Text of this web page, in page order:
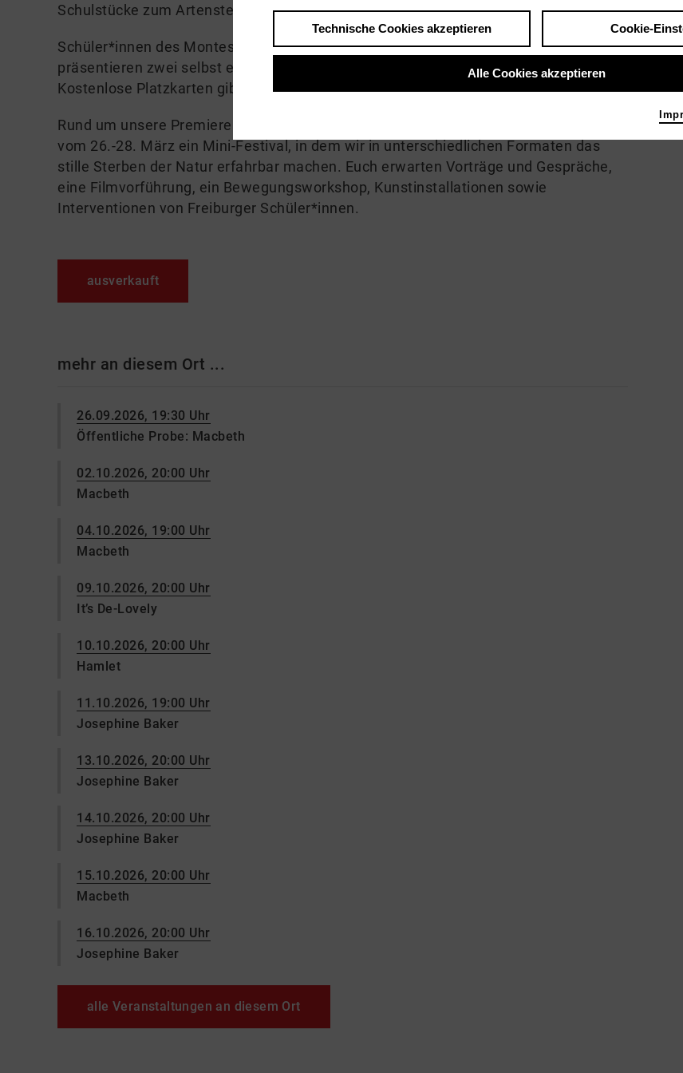
Schulstücke zum Artensterben
Schüler*innen des Montessori Zentrum ANGELL und des Goethe-Gymnasiums
präsentieren zwei selbst erarbeitete Stücke. Im Anschluss Nachgespräch.
Kostenlose Platzkarten gibt es online und an der Theaterkasse. Eintritt frei
Rund um unsere Premiere von Revue. Über das Sterben der Arten veranstalten wir
vom 26.-28. März ein Mini-Festival, in dem wir in unterschiedlichen Formaten das
stille Sterben der Natur erfahrbar machen. Euch erwarten Vorträge und Gespräche,
eine Filmvorführung, ein Bewegungsworkshop, Kunstinstallationen sowie
Interventionen von Freiburger Schüler*innen.
ausverkauft
mehr an diesem Ort ...
26.09.2026, 19:30 Uhr
Öffentliche Probe: Macbeth
02.10.2026, 20:00 Uhr
Macbeth
04.10.2026, 19:00 Uhr
Macbeth
09.10.2026, 20:00 Uhr
It’s De-Lovely
10.10.2026, 20:00 Uhr
Hamlet
11.10.2026, 19:00 Uhr
Josephine Baker
13.10.2026, 20:00 Uhr
Josephine Baker
14.10.2026, 20:00 Uhr
Josephine Baker
15.10.2026, 20:00 Uhr
Macbeth
16.10.2026, 20:00 Uhr
Josephine Baker
alle Veranstaltungen an diesem Ort
Technische Cookies akzeptieren Cookie-
Alle Cookies akzeptieren